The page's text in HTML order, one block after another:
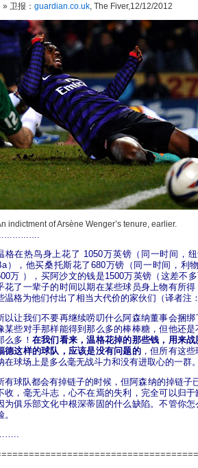
卫报： guardian.co.uk, The Fiver,12/12/2012
indictment of Arsène Wenger’s tenure, earlier.
格在热鸟身上花了 1050万英镑（同一时间，
），他买桑托斯花了680万镑（同一时间，利
万 ），买阿沙文的钱是1500万英镑（这差不
花了一辈子的时间以期在某些球员身上物有所
温格为他们付出了相当大代价的家伙们（译者注
以让我们不要再继续唠叨什么阿森纳董事会捆
某些对手那样能得到那么多的棒棒糖，但他还
么多！ 在我们看来，温格花掉的那些钱，用来
德这样的球队，应该是没有问题的，但所有这些
在球场上是多么毫无战斗力和没有进取心的一群。
有球队都会有掉链子的时候，但阿森纳的掉链子
收，毫无斗志，心不在焉的失利，完全可以归
为俱乐部文化中根深蒂固的什么缺陷。不管你
。